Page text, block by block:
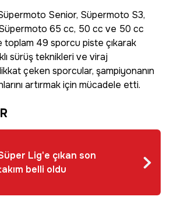
Senior, Süpermoto S3,
65 cc, 50 cc ve 50 cc
toplam 49 sporcu piste çıkarak
sürüş teknikleri ve viraj
çeken sporcular, şampiyonanın
artırmak için mücadele etti.
Lig'e çıkan son
belli oldu